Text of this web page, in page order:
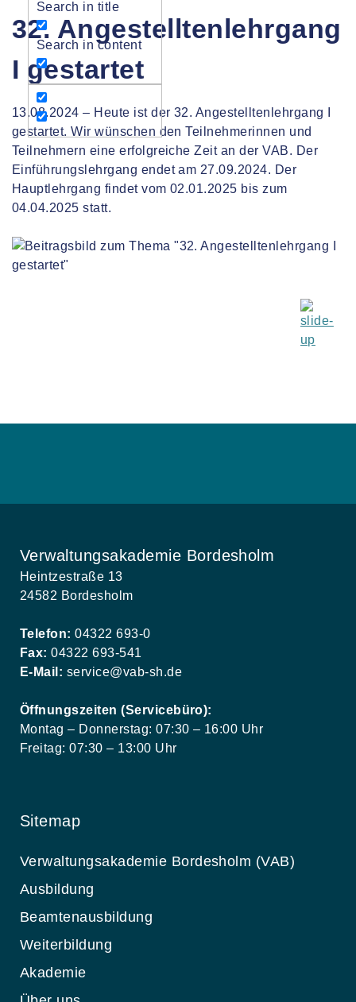
Search in title
Search in content
32. Angestelltenlehrgang
I gestartet
13.08.2024 – Heute ist der 32. Angestelltenlehrgang I
gestartet. Wir wünschen den Teilnehmerinnen und
Teilnehmern eine erfolgreiche Zeit an der VAB. Der
Einführungslehrgang endet am 27.09.2024. Der
Hauptlehrgang findet vom 02.01.2025 bis zum
04.04.2025 statt.
Verwaltungsakademie Bordesholm
Heintzestraße 13
24582 Bordesholm
Telefon: 04322 693-0
Fax: 04322 693-541
E-Mail: service@vab-sh.de
Öffnungszeiten (Servicebüro):
Montag – Donnerstag: 07:30 – 16:00 Uhr
Freitag: 07:30 – 13:00 Uhr
Sitemap
Verwaltungsakademie Bordesholm (VAB)
Ausbildung
Beamtenausbildung
Weiterbildung
Akademie